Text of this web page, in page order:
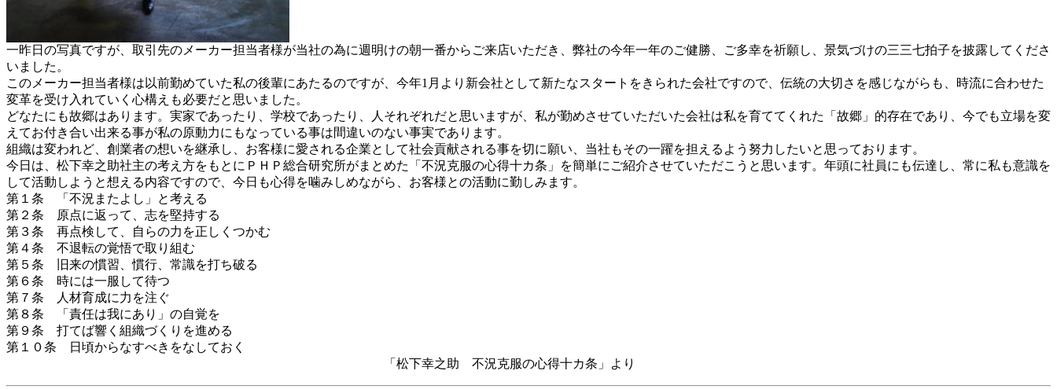
一昨日の写真ですが、取引先のメーカー担当者様が当社の為に週明けの朝一番からご来店いただき、弊社の今年一年のご健勝、ご多幸を祈願し、景気づけの三三七拍子を披露してくださ
いました。
このメーカー担当者様は以前勤めていた私の後輩にあたるのですが、今年1月より新会社として新たなスタートをきられた会社ですので、伝統の大切さを感じながらも、時流に合わせた
変革を受け入れていく心構えも必要だと思いました。
どなたにも故郷はあります。実家であったり、学校であったり、人それぞれだと思いますが、私が勤めさせていただいた会社は私を育ててくれた「故郷」的存在であり、今でも立場を変
えてお付き合い出来る事が私の原動力にもなっている事は間違いのない事実であります。
組織は変われど、創業者の想いを継承し、お客様に愛される企業として社会貢献される事を切に願い、当社もその一躍を担えるよう努力したいと思っております。
今日は、松下幸之助社主の考え方をもとにＰＨＰ総合研究所がまとめた「不況克服の心得十カ条」を簡単にご紹介させていただこうと思います。年頭に社員にも伝達し、常に私も意識を
して活動しようと想える内容ですので、今日も心得を噛みしめながら、お客様との活動に勤しみます。
第１条 「不況またよし」と考える
第２条 原点に返って、志を堅持する
第３条 再点検して、自らの力を正しくつかむ
第４条 不退転の覚悟で取り組む
第５条 旧来の慣習、慣行、常識を打ち破る
第６条 時には一服して待つ
第７条 人材育成に力を注ぐ
第８条 「責任は我にあり」の自覚を
第９条 打てば響く組織づくりを進める
第１０条 日頃からなすべきをなしておく
「松下幸之助 不況克服の心得十カ条」より